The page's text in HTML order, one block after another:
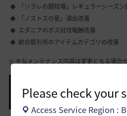
Please check your
Access Service Region :
「ソラレの闘技場」レギュラーシーズン
「ノストスの星」演出改善
エダニアのボス討伐報酬改善
統合取引所のアイテムカテゴリの改善
※ 主なメンテナンス内容は変更となる場合が
終了予定イベント